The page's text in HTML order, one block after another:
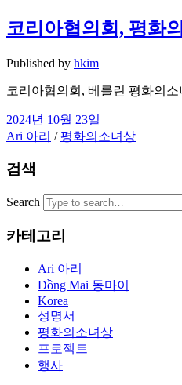
코리아협의회, 평화
Published by hkim
코리아협의회, 베를린 평화의
2024년 10월 23일
Ari 아리 /평화의소녀상
검색
Search
카테고리
Ari 아리
Đồng Mai 동마이
Korea
성명서
평화의소녀상
프로젝트
행사